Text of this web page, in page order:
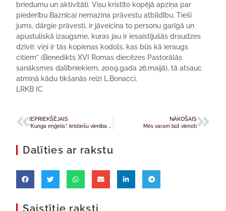
briedumu un aktivitāti. Visu kristīto kopējā apziņa par
piederību Baznīcai nemazina prāvestu atbildību. Tieši
jums, dārgie prāvesti, ir jāveicina to personu garīgā un
apustuliskā izaugsme, kuras jau ir iesaistījušās draudzes
dzīvē: viņi ir tās kopienas kodols, kas būs kā ieraugs
citiem” (Benedikts XVI Romas diecēzes Pastorālās
sanāksmes dalībniekiem, 2009.gada 26.maijā), tā atsauc
atmiņā kādu tikšanās reizi L.Bonacci.
LRKB IC
IEPRIEKŠĒJAIS NĀKOŠAIS
Mēs varam būt vienoti
Dalīties ar rakstu
Saistītie raksti